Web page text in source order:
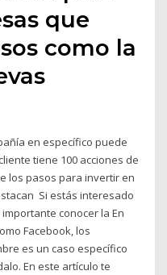
que
como la
en específico puede
tiene 100 acciones de
los pasos para invertir en
Si estás interesado
conocer la En
Facebook, los
es un caso específico
En este artículo te